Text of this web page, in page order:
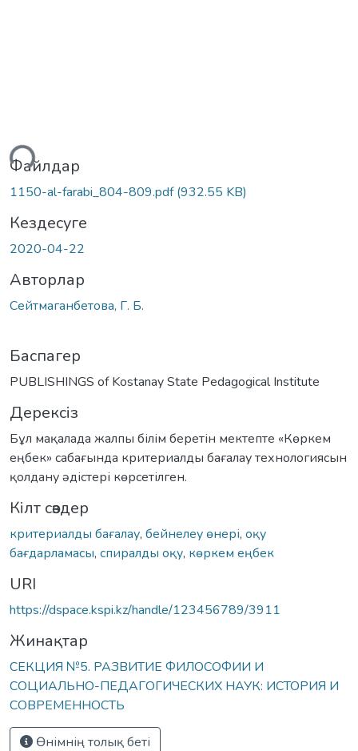
Файлдар
1150-al-farabi_804-809.pdf(932.55 KB)
Кездесуге
2020-04-22
Авторлар
Сейтмаганбетова, Г. Б.
Баспагер
PUBLISHINGS of Kostanay State Pedagogical Institute
Дерексіз
Бұл мақалада жалпы білім беретін мектепте «Көркем
еңбек» сабағында критериалды бағалау технологиясын
қолдану әдістері көрсетілген.
Кілт сөздер
критериалды бағалау, бейнелеу өнері, оқу
бағдарламасы, спиралды оқу, көркем еңбек
URI
https://dspace.kspi.kz/handle/123456789/3911
Жинақтар
СЕКЦИЯ №5. РАЗВИТИЕ ФИЛОСОФИИ И
СОЦИАЛЬНО-ПЕДАГОГИЧЕСКИХ НАУК: ИСТОРИЯ И
СОВРЕМЕННОСТЬ
Өнімнің толық беті